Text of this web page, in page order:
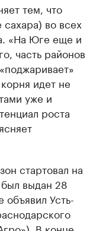
тем, что
во всех
«На Юге еще и
часть районов
идет не
уже и
роста
стартовал на
выдан 28
Усть-